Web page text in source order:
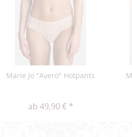
Marie Jo "Avero" Hotpants
ab 49,90 € *